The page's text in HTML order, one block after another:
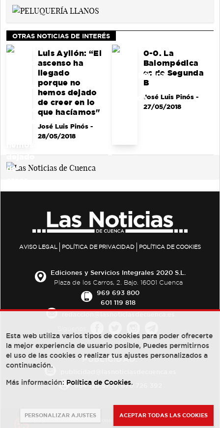
OTRAS NOTICIAS DE INTERÉS
Luis Ayllón: “El
ascenso ha
llegado
porque no
hemos dejado
de creer en lo
que hacíamos"
José Luis Pinós-
28/05/2018
0-0. La
Balompédica
es de Segunda
B
José Luis Pinós-
27/05/2018
AVISO LEGAL POLÍTICA DE PRIVACIDAD POLÍTICA DE COOKIES
Ediciones y Servicios Integrales 2020 S.L.
Plaza de los Carros, 2. Bajo. 16001 Cuenca
969 693 800
601 119 818
PUBLICIDAD:
684 126 573/670 726 392
Esta web utiliza varios tipos de cookies para poder ofrecerte
la mejor experiencia de usuario posible, Puedes permitirnos
el uso de las cookies o realizar tus ajustes personalizados a
continuación.
Más información: Política de Cookies.
PERSONALIZAR AJUSTES ACEPTAR TODAS LAS COOKIES